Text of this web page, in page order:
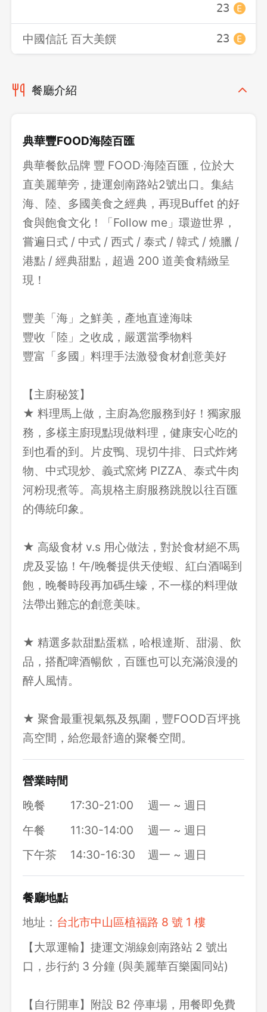
23
中國信託 百大美饌 23
餐廳介紹
典華豐FOOD海陸百匯
典華餐飲品牌 豐 FOOD‧海陸百匯，位於大
直美麗華旁，捷運劍南路站2號出口。集結
海、陸、多國美食之經典，再現Buffet 的好
食與飽食文化！「Follow me」環遊世界，
嘗遍日式 / 中式 / 西式 / 泰式 / 韓式 / 燒臘 /
港點 / 經典甜點，超過 200 道美食精緻呈
現！
豐美「海」之鮮美，產地直達海味
豐收「陸」之收成，嚴選當季物料
豐富「多國」料理手法激發食材創意美好
【主廚秘笈】
★ 料理馬上做，主廚為您服務到好！獨家服
務，多樣主廚現點現做料理，健康安心吃的
到也看的到。片皮鴨、現切牛排、日式炸烤
物、中式現炒、義式窯烤 PIZZA、泰式牛肉
河粉現煮等。高規格主廚服務跳脫以往百匯
的傳統印象。
★ 高級食材 v.s 用心做法，對於食材絕不馬
虎及妥協！午/晚餐提供天使蝦、紅白酒喝到
飽，晚餐時段再加碼生蠔，不一樣的料理做
法帶出難忘的創意美味。
★ 精選多款甜點蛋糕，哈根達斯、甜湯、飲
品，搭配啤酒暢飲，百匯也可以充滿浪漫的
醉人風情。
★ 聚會最重視氣氛及氛圍，豐FOOD百坪挑
高空間，給您最舒適的聚餐空間。
營業時間
晚餐
17:30-21:00
週一 ~ 週日
午餐
11:30-14:00
週一 ~ 週日
下午茶
14:30-16:30 週一 ~ 週日
餐廳地點
地址： 台北市中山區植福路 8 號 1 樓
【大眾運輸】捷運文湖線劍南路站 2 號出
口，步行約 3 分鐘 (與美麗華百樂園同站)
【自行開車】附設 B2 停車場，用餐即免費